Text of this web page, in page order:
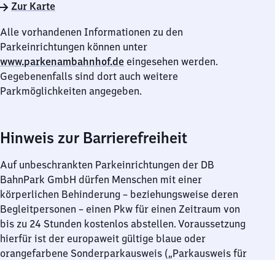
Zur Karte
Alle vorhandenen Informationen zu den
Parkeinrichtungen können unter
www.parkenambahnhof.de eingesehen werden.
Gegebenenfalls sind dort auch weitere
Parkmöglichkeiten angegeben.
Hinweis zur Barrierefreiheit
Auf unbeschrankten Parkeinrichtungen der DB
BahnPark GmbH dürfen Menschen mit einer
körperlichen Behinderung – beziehungsweise deren
Begleitpersonen – einen Pkw für einen Zeitraum von
bis zu 24 Stunden kostenlos abstellen. Voraussetzung
hierfür ist der europaweit gültige blaue oder
orangefarbene Sonderparkausweis („Parkausweis für